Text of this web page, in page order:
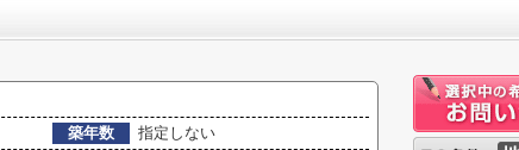
築年数
指定しない